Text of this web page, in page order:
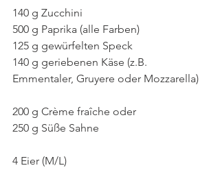
140 g Zucchini
500 g Paprika (alle Farben)
125 g gewürfelten Speck
140 g geriebenen Käse (z.B.
Emmentaler, Gruyere oder Mozzarella)
200 g Crème fraîche oder
250 g Süße Sahne
4 Eier (M/L)